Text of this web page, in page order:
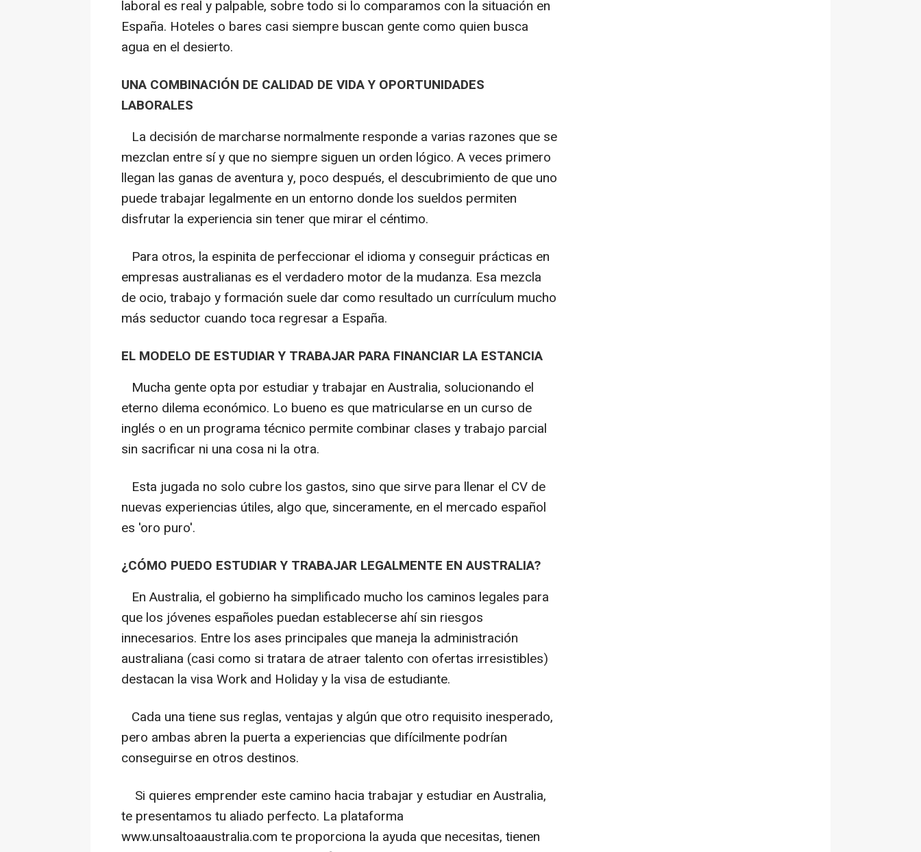
laboral es real y palpable, sobre todo si lo comparamos con la situación en
España. Hoteles o bares casi siempre buscan gente como quien busca
agua en el desierto.
UNA COMBINACIÓN DE CALIDAD DE VIDA Y OPORTUNIDADES
LABORALES
La decisión de marcharse normalmente responde a varias razones que se
mezclan entre sí y que no siempre siguen un orden lógico. A veces primero
llegan las ganas de aventura y, poco después, el descubrimiento de que uno
puede trabajar legalmente en un entorno donde los sueldos permiten
disfrutar la experiencia sin tener que mirar el céntimo.
Para otros, la espinita de perfeccionar el idioma y conseguir prácticas en
empresas australianas es el verdadero motor de la mudanza. Esa mezcla
de ocio, trabajo y formación suele dar como resultado un currículum mucho
más seductor cuando toca regresar a España.
EL MODELO DE ESTUDIAR Y TRABAJAR PARA FINANCIAR LA ESTANCIA
Mucha gente opta por estudiar y trabajar en Australia, solucionando el
eterno dilema económico. Lo bueno es que matricularse en un curso de
inglés o en un programa técnico permite combinar clases y trabajo parcial
sin sacrificar ni una cosa ni la otra.
Esta jugada no solo cubre los gastos, sino que sirve para llenar el CV de
nuevas experiencias útiles, algo que, sinceramente, en el mercado español
es 'oro puro'.
¿CÓMO PUEDO ESTUDIAR Y TRABAJAR LEGALMENTE EN AUSTRALIA?
En Australia, el gobierno ha simplificado mucho los caminos legales para
que los jóvenes españoles puedan establecerse ahí sin riesgos
innecesarios. Entre los ases principales que maneja la administración
australiana (casi como si tratara de atraer talento con ofertas irresistibles)
destacan la visa Work and Holiday y la visa de estudiante.
Cada una tiene sus reglas, ventajas y algún que otro requisito inesperado,
pero ambas abren la puerta a experiencias que difícilmente podrían
conseguirse en otros destinos.
Si quieres emprender este camino hacia trabajar y estudiar en Australia,
te presentamos tu aliado perfecto. La plataforma
www.unsaltoaaustralia.com te proporciona la ayuda que necesitas, tienen